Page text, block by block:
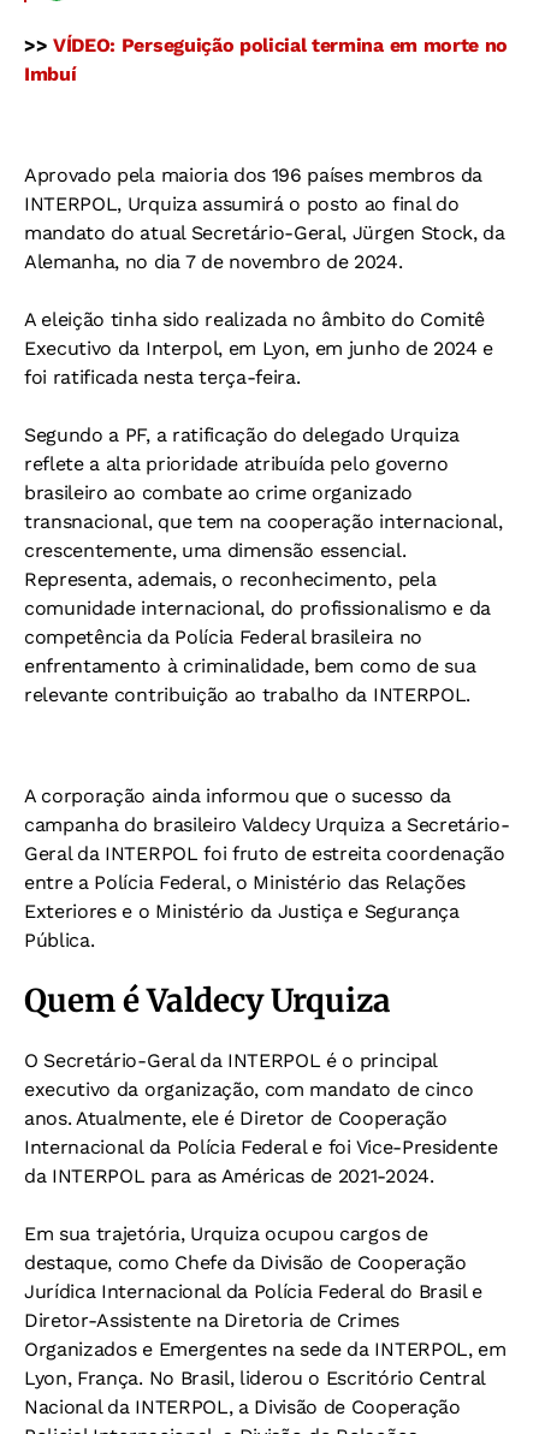
>> VÍDEO: Perseguição policial termina em morte no
Imbuí
Aprovado pela maioria dos 196 países membros da
INTERPOL, Urquiza assumirá o posto ao final do
mandato do atual Secretário-Geral, Jürgen Stock, da
Alemanha, no dia 7 de novembro de 2024.
A eleição tinha sido realizada no âmbito do Comitê
Executivo da Interpol, em Lyon, em junho de 2024 e
foi ratificada nesta terça-feira.
Segundo a PF, a ratificação do delegado Urquiza
reflete a alta prioridade atribuída pelo governo
brasileiro ao combate ao crime organizado
transnacional, que tem na cooperação internacional,
crescentemente, uma dimensão essencial.
Representa, ademais, o reconhecimento, pela
comunidade internacional, do profissionalismo e da
competência da Polícia Federal brasileira no
enfrentamento à criminalidade, bem como de sua
relevante contribuição ao trabalho da INTERPOL.
A corporação ainda informou que o sucesso da
campanha do brasileiro Valdecy Urquiza a Secretário-
Geral da INTERPOL foi fruto de estreita coordenação
entre a Polícia Federal, o Ministério das Relações
Exteriores e o Ministério da Justiça e Segurança
Pública.
Quem é Valdecy Urquiza
O Secretário-Geral da INTERPOL é o principal
executivo da organização, com mandato de cinco
anos. Atualmente, ele é Diretor de Cooperação
Internacional da Polícia Federal e foi Vice-Presidente
da INTERPOL para as Américas de 2021-2024.
Em sua trajetória, Urquiza ocupou cargos de
destaque, como Chefe da Divisão de Cooperação
Jurídica Internacional da Polícia Federal do Brasil e
Diretor-Assistente na Diretoria de Crimes
Organizados e Emergentes na sede da INTERPOL, em
Lyon, França. No Brasil, liderou o Escritório Central
Nacional da INTERPOL, a Divisão de Cooperação